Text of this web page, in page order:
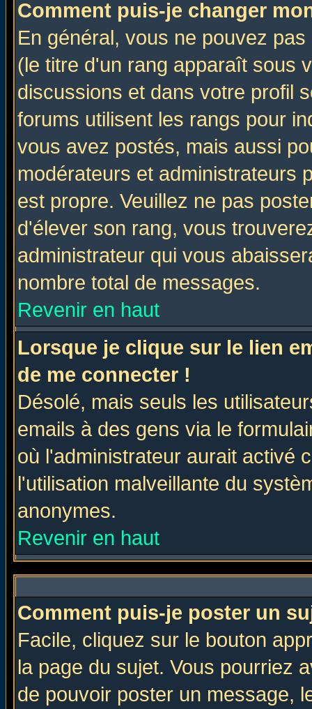
Comment puis-je changer
En général, vous ne pouvez
(le titre d'un rang apparaît sous
discussions et dans votre profil
forums utilisent les rangs pour
vous avez postés, mais aussi
modérateurs et administrateurs
est propre. Veuillez ne pas
d'élever son rang, vous
administrateur qui vous
nombre total de messages.
Revenir en haut
Lorsque je clique sur le lien
de me connecter !
Désolé, mais seuls les
emails à des gens via le
où l'administrateur aurait activé
l'utilisation malveillante du
anonymes.
Revenir en haut
Comment puis-je poster un
Facile, cliquez sur le bouton
la page du sujet. Vous pourriez
de pouvoir poster un message,